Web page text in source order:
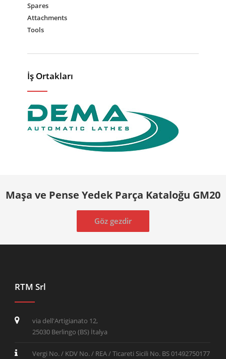
Spares
Attachments
Tools
İş Ortakları
Maşa ve Pense Yedek Parça Kataloğu GM20
Göz gezdir
RTM Srl
via dell'Artigianato 12,
25030 Berlingo (BS) İtalya
Vergi No. / KDV No. / REA / Ticareti Sicili No. BS 01492750177